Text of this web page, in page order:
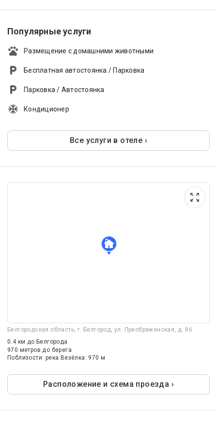
Популярные услуги
Размещение с домашними животными
Бесплатная автостоянка / Парковка
Парковка / Автостоянка
Кондиционер
Все услуги в отеле ›
Белгородская область, г. Белгород, ул. Преображенская, д. 86
0.4 км до Белгорода
970 метров до берега
Поблизости: река Везёлка: 970 м
Расположение и схема проезда ›